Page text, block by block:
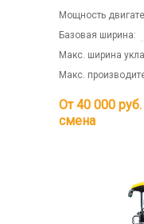
Мощность
Базовая ширина:
Макс. ширина
Макс.
От 40 000
смена